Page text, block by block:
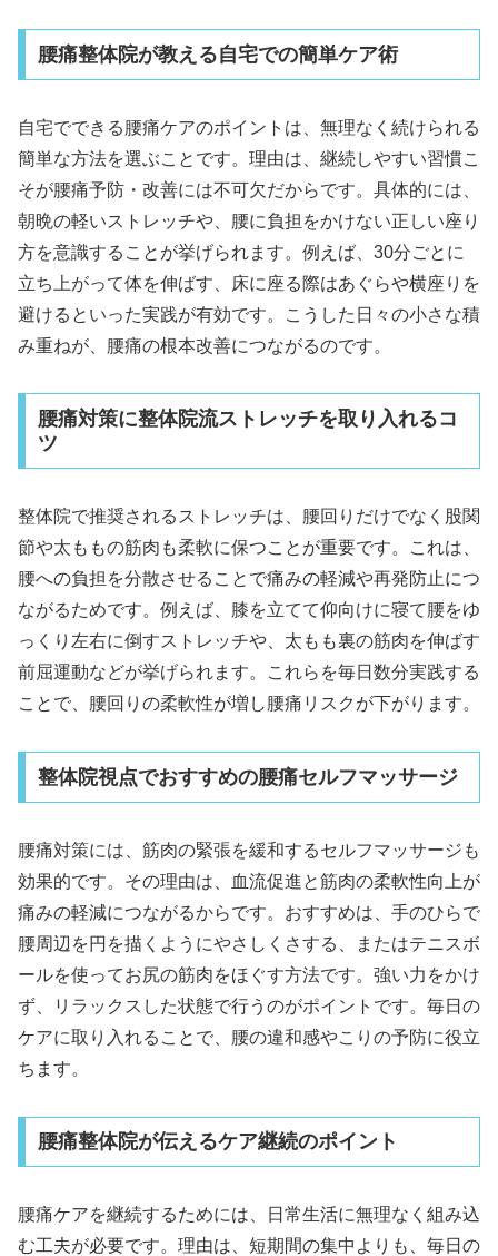
腰痛整体院が教える自宅での簡単ケア術
自宅でできる腰痛ケアのポイントは、無理なく続けられる
簡単な方法を選ぶことです。理由は、継続しやすい習慣こ
そが腰痛予防・改善には不可欠だからです。具体的には、
朝晩の軽いストレッチや、腰に負担をかけない正しい座り
方を意識することが挙げられます。例えば、30分ごとに
立ち上がって体を伸ばす、床に座る際はあぐらや横座りを
避けるといった実践が有効です。こうした日々の小さな積
み重ねが、腰痛の根本改善につながるのです。
腰痛対策に整体院流ストレッチを取り入れるコ
ツ
整体院で推奨されるストレッチは、腰回りだけでなく股関
節や太ももの筋肉も柔軟に保つことが重要です。これは、
腰への負担を分散させることで痛みの軽減や再発防止につ
ながるためです。例えば、膝を立てて仰向けに寝て腰をゆ
っくり左右に倒すストレッチや、太もも裏の筋肉を伸ばす
前屈運動などが挙げられます。これらを毎日数分実践する
ことで、腰回りの柔軟性が増し腰痛リスクが下がります。
整体院視点でおすすめの腰痛セルフマッサージ
腰痛対策には、筋肉の緊張を緩和するセルフマッサージも
効果的です。その理由は、血流促進と筋肉の柔軟性向上が
痛みの軽減につながるからです。おすすめは、手のひらで
腰周辺を円を描くようにやさしくさする、またはテニスボ
ールを使ってお尻の筋肉をほぐす方法です。強い力をかけ
ず、リラックスした状態で行うのがポイントです。毎日の
ケアに取り入れることで、腰の違和感やこりの予防に役立
ちます。
腰痛整体院が伝えるケア継続のポイント
腰痛ケアを継続するためには、日常生活に無理なく組み込
む工夫が必要です。理由は、短期間の集中よりも、毎日の